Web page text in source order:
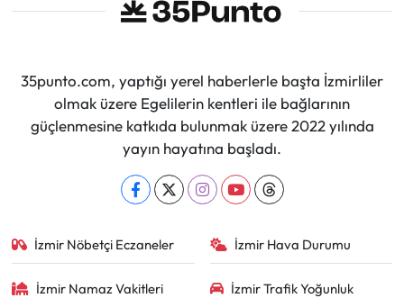
35punto.com, yaptığı yerel haberlerle başta İzmirliler
olmak üzere Egelilerin kentleri ile bağlarının
güçlenmesine katkıda bulunmak üzere 2022 yılında
yayın hayatına başladı.
İzmir Nöbetçi Eczaneler İzmir Hava Durumu
İzmir Namaz Vakitleri
İzmir Trafik Yoğunluk